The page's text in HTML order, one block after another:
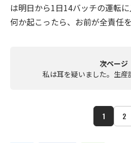
は明日から1日14バッチの運転
何か起こったら、お前が全責任
次ページ
私は耳を疑いました。生
1 2